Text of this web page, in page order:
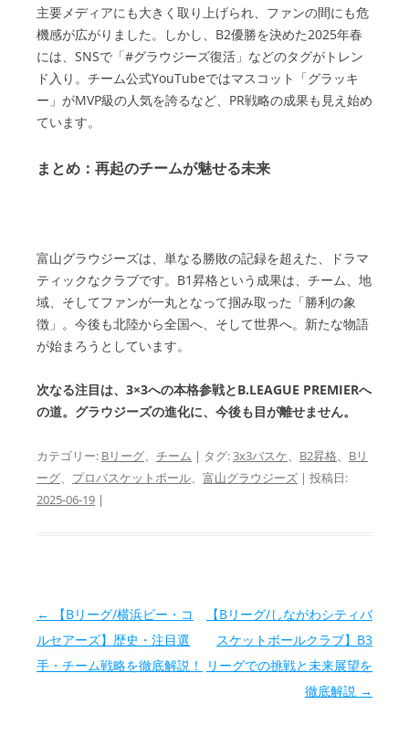
主要メディアにも大きく取り上げられ、ファンの間にも危
機感が広がりました。しかし、B2優勝を決めた2025年春
には、SNSで「#グラウジーズ復活」などのタグがトレン
ド入り。チーム公式YouTubeではマスコット「グラッキ
ー」がMVP級の人気を誇るなど、PR戦略の成果も見え始め
ています。
まとめ：再起のチームが魅せる未来
富山グラウジーズは、単なる勝敗の記録を超えた、ドラマ
ティックなクラブです。B1昇格という成果は、チーム、地
域、そしてファンが一丸となって掴み取った「勝利の象
徴」。今後も北陸から全国へ、そして世界へ。新たな物語
が始まろうとしています。
次なる注目は、3×3への本格参戦とB.LEAGUE PREMIERへ
の道。グラウジーズの進化に、今後も目が離せません。
カテゴリー: Bリーグ、 チーム | タグ:3x3バスケ、 B2昇格、 Bリ
ーグ、 プロバスケットボール、 富山グラウジーズ | 投稿日:
2025-06-19 |
投稿ナビゲーション
←
【Bリーグ/横浜ビー・コ
ルセアーズ】歴史・注目選
手・チーム戦略を徹底解説！
【Bリーグ/しながわシティバ
スケットボールクラブ】B3
リーグでの挑戦と未来展望を
徹底解説 →